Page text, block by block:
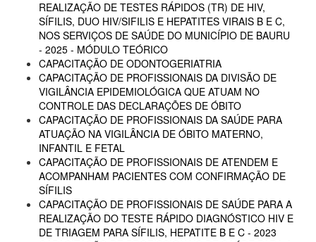
REALIZAÇÃO DE TESTES RÁPIDOS (TR) DE HIV,
SÍFILIS, DUO HIV/SIFILIS E HEPATITES VIRAIS B E C,
NOS SERVIÇOS DE SAÚDE DO MUNICÍPIO DE BAURU
- 2025 - MÓDULO TEÓRICO
CAPACITAÇÃO DE ODONTOGERIATRIA
CAPACITAÇÃO DE PROFISSIONAIS DA DIVISÃO DE
VIGILÂNCIA EPIDEMIOLÓGICA QUE ATUAM NO
CONTROLE DAS DECLARAÇÕES DE ÓBITO
CAPACITAÇÃO DE PROFISSIONAIS DA SAÚDE PARA
ATUAÇÃO NA VIGILÂNCIA DE ÓBITO MATERNO,
INFANTIL E FETAL
CAPACITAÇÃO DE PROFISSIONAIS DE ATENDEM E
ACOMPANHAM PACIENTES COM CONFIRMAÇÃO DE
SÍFILIS
CAPACITAÇÃO DE PROFISSIONAIS DE SAÚDE PARA A
REALIZAÇÃO DO TESTE RÁPIDO DIAGNÓSTICO HIV E
DE TRIAGEM PARA SÍFILIS, HEPATITE B E C - 2023